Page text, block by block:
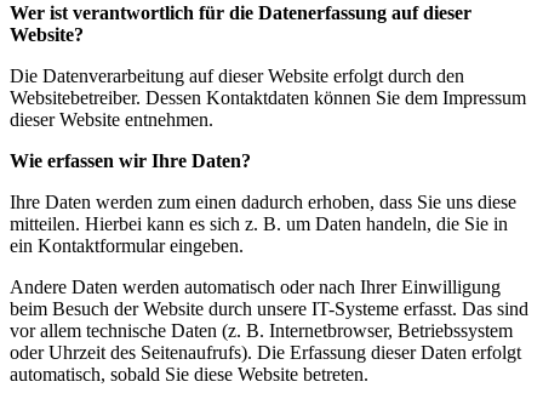
Wer ist verantwortlich für die Datenerfassung auf dieser
Website?
Die Datenverarbeitung auf dieser Website erfolgt durch den
Websitebetreiber. Dessen Kontaktdaten können Sie dem Impressum
dieser Website entnehmen.
Wie erfassen wir Ihre Daten?
Ihre Daten werden zum einen dadurch erhoben, dass Sie uns diese
mitteilen. Hierbei kann es sich z. B. um Daten handeln, die Sie in
ein Kontaktformular eingeben.
Andere Daten werden automatisch oder nach Ihrer Einwilligung
beim Besuch der Website durch unsere IT-Systeme erfasst. Das sind
vor allem technische Daten (z. B. Internetbrowser, Betriebssystem
oder Uhrzeit des Seitenaufrufs). Die Erfassung dieser Daten erfolgt
automatisch, sobald Sie diese Website betreten.